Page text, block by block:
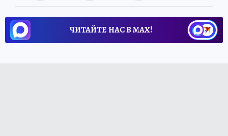
ЧИТАЙТЕ НАС В МАХ!